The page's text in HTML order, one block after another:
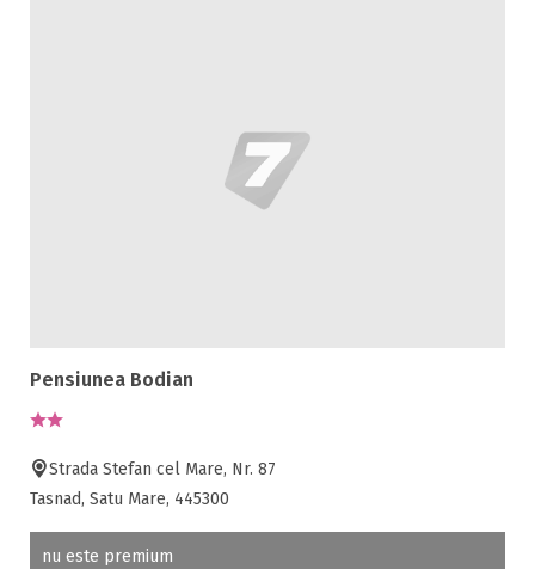
Pensiunea Bodian
Strada Stefan cel Mare, Nr. 87
Tasnad, Satu Mare, 445300
nu este premium